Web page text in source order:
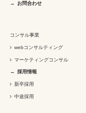
お問合わせ
コンサル事業
webコンサルティング
マーケティングコンサル
採用情報
新卒採用
中途採用